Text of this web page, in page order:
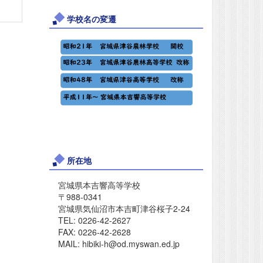
学校名の変遷
所在地
宮城県本吉響高等学校
〒988-0341
宮城県気仙沼市本吉町津谷桜子2-24
TEL: 0226-42-2627
FAX: 0226-42-2628
MAIL: hibiki-h@od.myswan.ed.jp